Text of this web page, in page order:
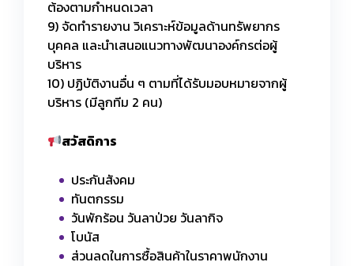
ต้องตามกำหนดเวลา
9) จัดทำรายงาน วิเคราะห์ข้อมูลด้านทรัพยากร
บุคคล และนำเสนอแนวทางพัฒนาองค์กรต่อผู้
บริหาร
10) ปฏิบัติงานอื่น ๆ ตามที่ได้รับมอบหมายจากผู้
บริหาร (มีลูกทีม 2 คน)
สวัสดิการ
ประกันสังคม
ทันตกรรม
วันพักร้อน วันลาป่วย วันลากิจ
โบนัส
ส่วนลดในการซื้อสินค้าในราคาพนักงาน